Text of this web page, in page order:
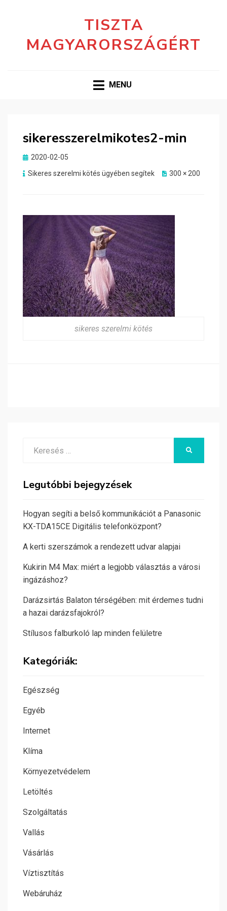
TISZTA
MAGYARORSZÁGÉRT
MENU
sikeresszerelmikotes2-min
Posted
2020-02-05
Sikeres szerelmi kötés ügyében segítek
300 × 200
sikeres szerelmi kötés
Legutóbbi bejegyzések
Hogyan segíti a belső kommunikációt a Panasonic
KX-TDA15CE Digitális telefonközpont?
A kerti szerszámok a rendezett udvar alapjai
Kukirin M4 Max: miért a legjobb választás a városi
ingázáshoz?
Darázsirtás Balaton térségében: mit érdemes tudni
a hazai darázsfajokról?
Stílusos falburkoló lap minden felületre
Kategóriák:
Egészség
Egyéb
Internet
Klíma
Környezetvédelem
Letöltés
Szolgáltatás
Vallás
Vásárlás
Víztisztítás
Webáruház